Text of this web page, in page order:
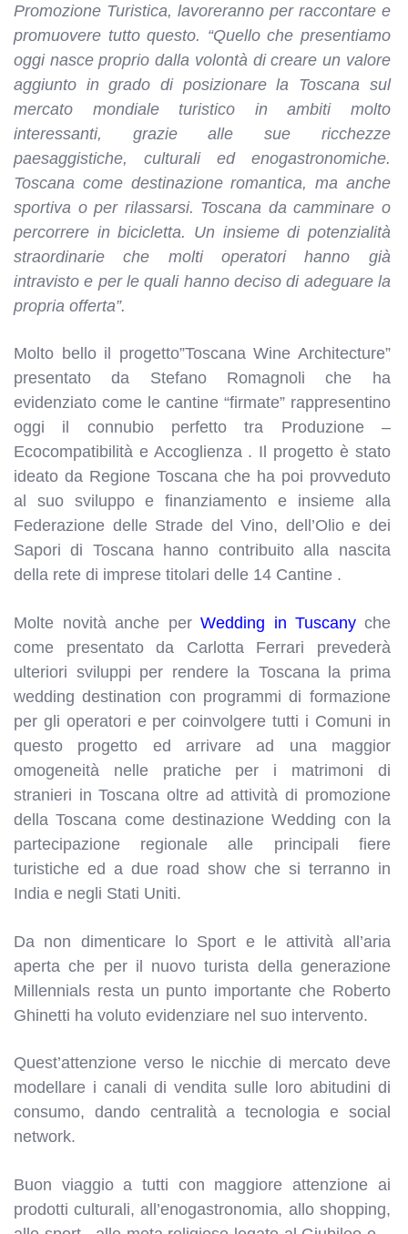
Promozione Turistica, lavoreranno per raccontare e
promuovere tutto questo. “Quello che presentiamo
oggi nasce proprio dalla volontà di creare un valore
aggiunto in grado di posizionare la Toscana sul
mercato mondiale turistico in ambiti molto
interessanti, grazie alle sue ricchezze
paesaggistiche, culturali ed enogastronomiche.
Toscana come destinazione romantica, ma anche
sportiva o per rilassarsi. Toscana da camminare o
percorrere in bicicletta. Un insieme di potenzialità
straordinarie che molti operatori hanno già
intravisto e per le quali hanno deciso di adeguare la
propria offerta”.
Molto bello il progetto”Toscana Wine Architecture”
presentato da Stefano Romagnoli che ha
evidenziato come le cantine “firmate” rappresentino
oggi il connubio perfetto tra Produzione –
Ecocompatibilità e Accoglienza . Il progetto è stato
ideato da Regione Toscana che ha poi provveduto
al suo sviluppo e finanziamento e insieme alla
Federazione delle Strade del Vino, dell’Olio e dei
Sapori di Toscana hanno contribuito alla nascita
della rete di imprese titolari delle 14 Cantine .
Molte novità anche perWedding in Tuscany che
come presentato da Carlotta Ferrari prevederà
ulteriori sviluppi per rendere la Toscana la prima
wedding destination con programmi di formazione
per gli operatori e per coinvolgere tutti i Comuni in
questo progetto ed arrivare ad una maggior
omogeneità nelle pratiche per i matrimoni di
stranieri in Toscana oltre adattività di promozione
della Toscana come destinazione Wedding con la
partecipazione regionale alle principali fiere
turistiche ed a due road show che si terranno in
India e negli Stati Uniti.
Da non dimenticare lo Sport e le attività all’aria
aperta che per il nuovo turista della generazione
Millennials resta un punto importante che Roberto
Ghinetti ha voluto evidenziare nel suo intervento.
Quest’attenzione verso le nicchie di mercato deve
modellare i canali di vendita sulle loro abitudini di
consumo, dando centralità a tecnologia e social
network.
Buon viaggio a tutti con maggiore attenzione ai
prodotti culturali, all’enogastronomia, allo shopping,